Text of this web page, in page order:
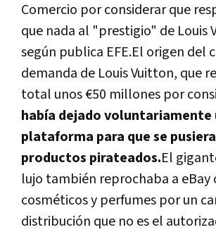
Comercio por considerar que
que nada al "prestigio" de Louis
según publica EFE.El origen del
demanda de Louis Vuitton, que
total unos €50 millones por
habí­a dejado
plataforma para que se
productos pirateados.El
lujo también reprochaba a eBay
cosméticos y perfumes por un
distribución que no es el